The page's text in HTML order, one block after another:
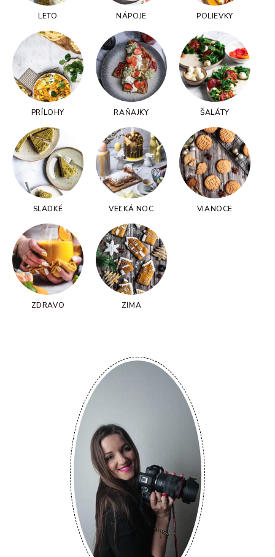
LETO NÁPOJE POLIEVKY
PRÍLOHY RAŇAJKY ŠALÁTY
SLADKÉ VEĽKÁ NOC VIANOCE
ZDRAVO ZIMA